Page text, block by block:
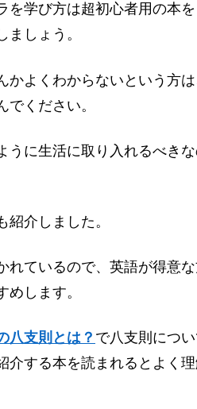
を学び方は超初心者用の本
しょう。
かよくわからないという方は
でください。
うに生活に取り入れるべき
紹介しました。
れているので、英語が得意
めします。
八支則とは？ で八支則につ
介する本を読まれるとよく理